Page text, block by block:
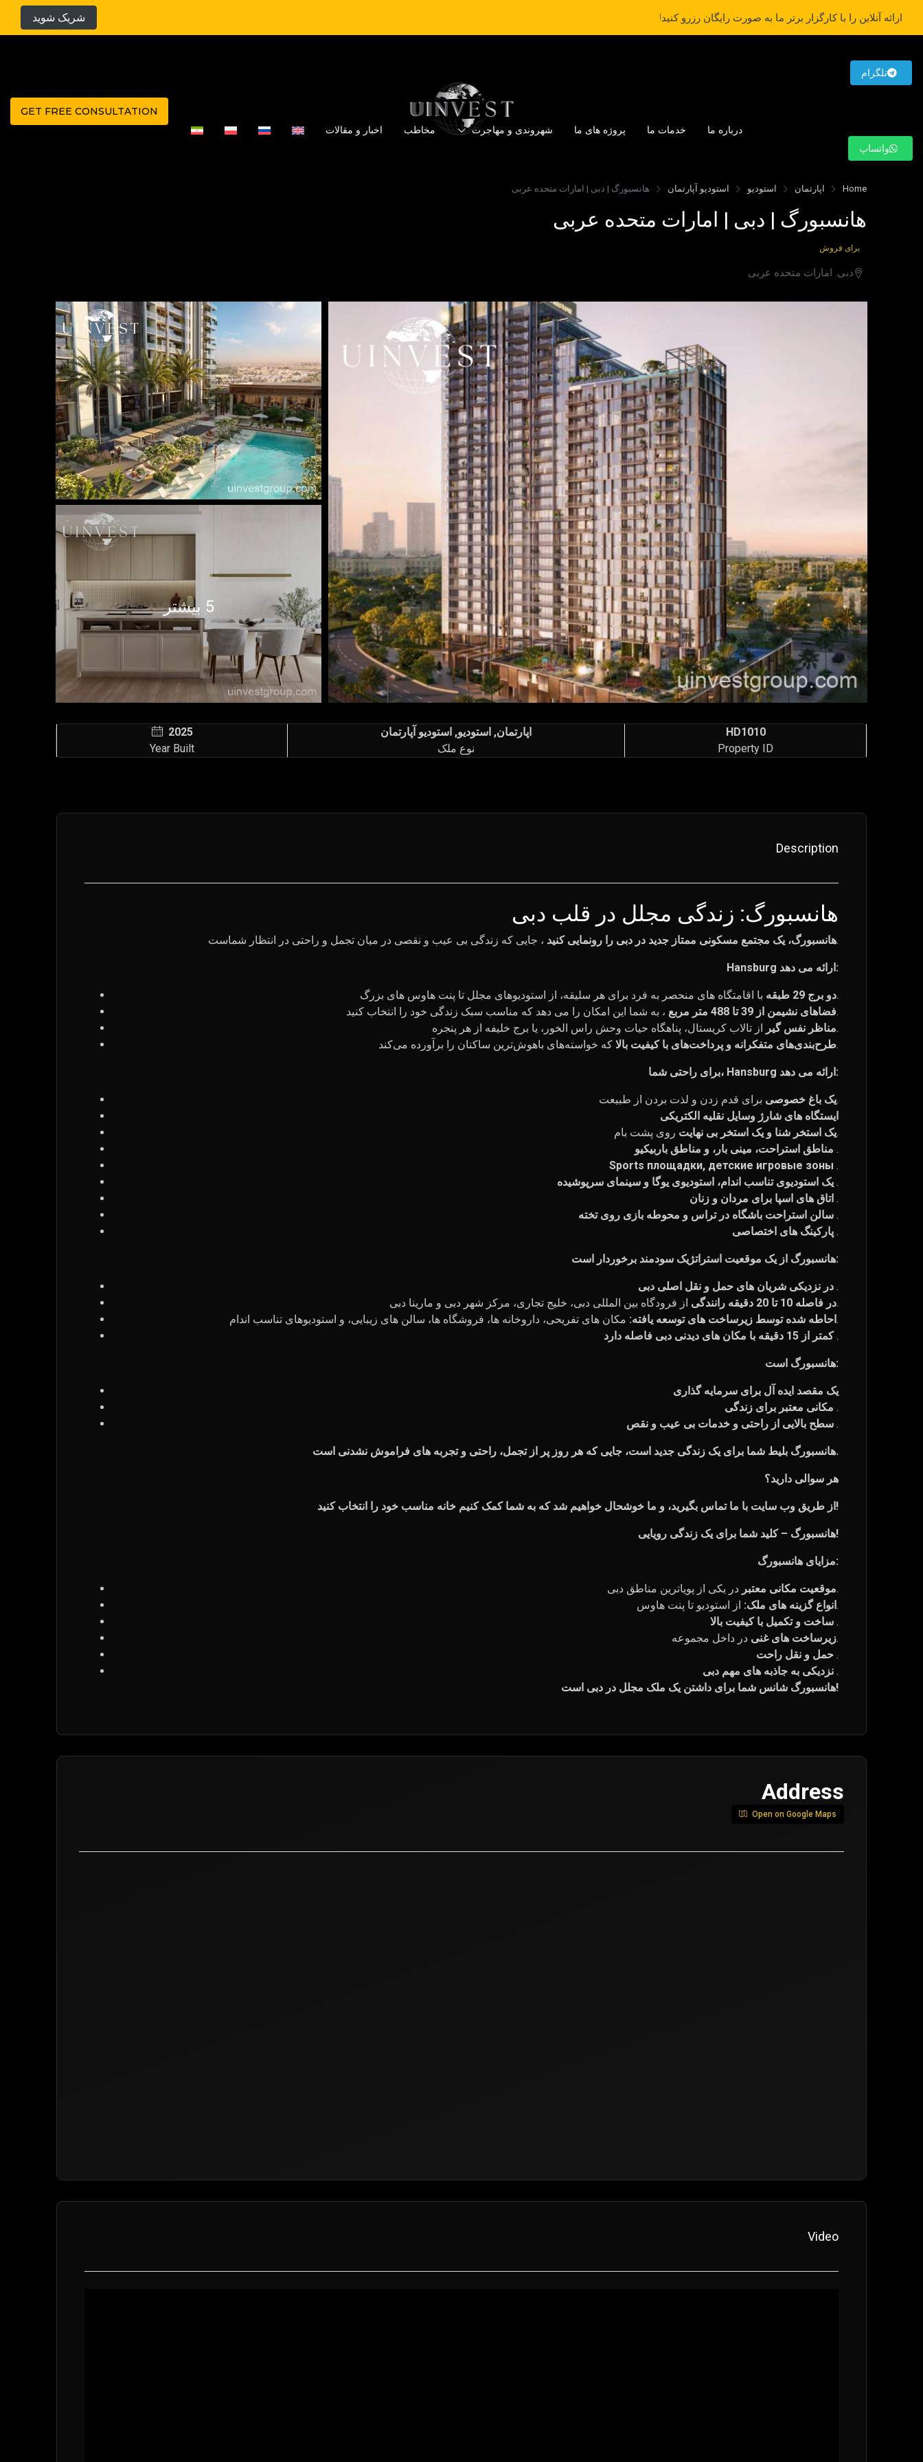
ارائه آنلاین را با کارگزار برتر ما به صورت رایگان رزرو کنید! شریک شوید
تلگرام
واتساپ
GET FREE CONSULTATION
درباره ما
خدمات ما پروژه های ما شهروندی و مهاجرت مخاطب اخبار و مقالات
Home اپارتمان استودیو استودیو آپارتمان هانسبورگ | دبی | امارات متحده عربی
هانسبورگ | دبی | امارات متحده عربی
برای فروش
دبی. امارات متحده عربی
5 بیشتر
HD1010
Property ID
اپارتمان, استودیو, استودیو آپارتمان
نوع ملک
2025
Year Built
Description
هانسبورگ: زندگی مجلل در قلب دبی
هانسبورگ، یک مجتمع مسکونی ممتاز جدید در دبی را رونمایی کنید، جایی که زندگی بی عیب و نقصی در میان تجمل و راحتی در انتظار شماست.
Hansburg ارائه می دهد:
دو برج 29 طبقهبا اقامتگاه های منحصر به فرد برای هر سلیقه، از استودیوهای مجلل تا پنت هاوس های بزرگ.
فضاهای نشیمن از 39 تا 488 متر مربع، به شما این امکان را می دهد که مناسب سبک زندگی خود را انتخاب کنید.
مناظر نفس گیراز تالاب کریستال، پناهگاه حیات وحش راس الخور، یا برج خلیفه از هر پنجره.
طرح‌بندی‌های متفکرانه و پرداخت‌های با کیفیت بالاکه خواسته‌های باهوش‌ترین ساکنان را برآورده می‌کند.
برای راحتی شما، Hansburg ارائه می دهد:
یک باغ خصوصیبرای قدم زدن و لذت بردن از طبیعت.
ایستگاه های شارژ وسایل نقلیه الکتریکی
یک استخر شنا و یک استخر بی نهایتروی پشت بام.
مناطق استراحت، مینی بار، و مناطق باربیکیو .
Sports площадки, детские игровые зоны .
یک استودیوی تناسب اندام، استودیوی یوگا و سینمای سرپوشیده .
اتاق های اسپا برای مردان و زنان .
سالن استراحت باشگاه در تراس و محوطه بازی روی تخته .
پارکینگ های اختصاصی .
هانسبورگ از یک موقعیت استراتژیک سودمند برخوردار است:
در نزدیکی شریان های حمل و نقل اصلی دبی .
در فاصله 10 تا 20 دقیقه رانندگیاز فرودگاه بین المللی دبی، خلیج تجاری، مرکز شهر دبی و مارینا دبی.
احاطه شده توسط زیرساخت های توسعه یافته: مکان های تفریحی، داروخانه ها، فروشگاه ها، سالن های زیبایی، و استودیوهای تناسب اندام.
کمتر از 15 دقیقه با مکان های دیدنی دبی فاصله دارد.
هانسبورگ است:
یک مقصد ایده آل برای سرمایه گذاری
مکانی معتبر برای زندگی .
سطح بالایی از راحتی و خدمات بی عیب و نقص .
هانسبورگ بلیط شما برای یک زندگی جدید است، جایی که هر روز پر از تجمل، راحتی و تجربه های فراموش نشدنی است.
هر سوالی دارید؟
از طریق وب سایت با ما تماس بگیرید، و ما خوشحال خواهیم شد که به شما کمک کنیم خانه مناسب خود را انتخاب کنید!
هانسبورگ – کلید شما برای یک زندگی رویایی!
مزایای هانسبورگ:
موقعیت مکانی معتبردر یکی از پویاترین مناطق دبی.
انواع گزینه های ملک: از استودیو تا پنت هاوس.
ساخت و تکمیل با کیفیت بالا .
زیرساخت های غنیدر داخل مجموعه.
حمل و نقل راحت .
نزدیکی به جاذبه های مهم دبی .
هانسبورگ شانس شما برای داشتن یک ملک مجلل در دبی است!
Address
Open on Google Maps
Video